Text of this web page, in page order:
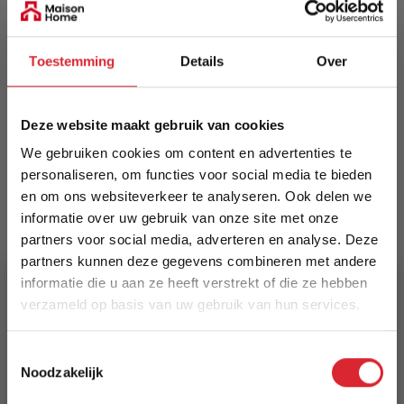
Toestemming Details Over
Deze website maakt gebruik van cookies
We gebruiken cookies om content en advertenties te
personaliseren, om functies voor social media te bieden
en om ons websiteverkeer te analyseren. Ook delen we
informatie over uw gebruik van onze site met onze
partners voor social media, adverteren en analyse. Deze
partners kunnen deze gegevens combineren met andere
informatie die u aan ze heeft verstrekt of die ze hebben
verzameld op basis van uw gebruik van hun services.
Noodzakelijk
302115
Prijs
€ 2.195,00
Levertijd
Informeer naar de actuele levertijd
Kleur
2
Maat
250 x 350 cm
Lengte